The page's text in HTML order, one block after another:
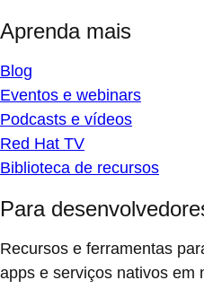
Aprenda mais
Blog
Eventos e webinars
Podcasts e vídeos
Red Hat TV
Biblioteca de recursos
Para
Recursos e ferramentas
apps e serviços nativos em